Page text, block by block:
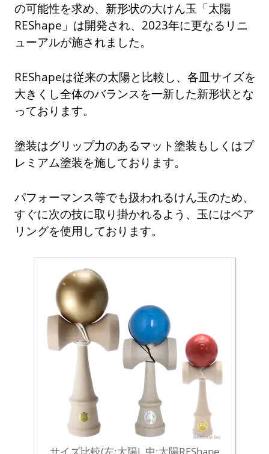
の可能性を求め、新形状の大けん玉「太陽
REShape」は開発され、2023年に更なるリニ
ューアルが施されました。
REShapeは従来の太陽と比較し、各皿サイズを
大きくし全体のバランスを一新した新形状とな
っております。
塗装はグリップ力のあるマット塗装もしくはプ
レミアム塗装を施しております。
パフォーマンス等でも扱われるけん玉のため、
すぐに次の技に取り掛かれるよう、玉にはベア
リングを使用しております。